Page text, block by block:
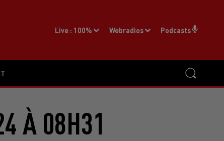
Live : 100% Webradios Podcasts
À 08H31